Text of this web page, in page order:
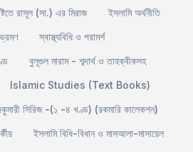
রাসূল (সা.) এর মিরাজ
ইসলামি অর্থনীতি
স্বাস্থ্যবিধি ও পরামর্শ
বুলূগুল মারাম - শব্দার্থ ও তাহক্বীকসহ
Islamic Studies (Text Books)
সিরিজ -(১ -৪ খণ্ড) (রকমারি কালেকশন)
ইসলামি বিধি-বিধান ও মাসআলা-মাসায়েল